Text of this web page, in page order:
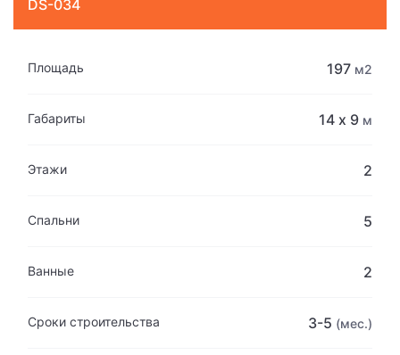
DS-034
Площадь 197 м2
Габариты 14 х 9 м
Этажи 2
Спальни 5
Ванные 2
Сроки строительства 3-5 (мес.)